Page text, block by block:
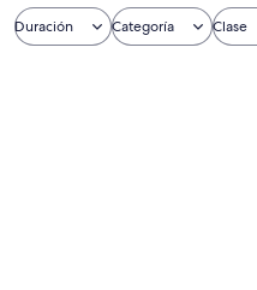
Duración Categoría Clase